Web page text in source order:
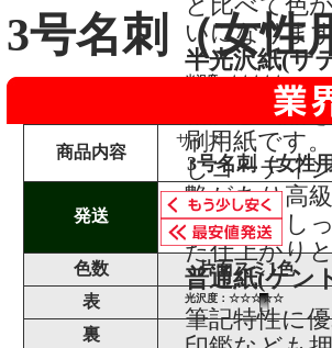
いになりま
半光沢紙(サ
光沢度：★★☆☆☆
筆記性：★★☆☆☆
格調と気品
刷用紙です
しコーティ
艶があり高
ります。し
た仕上がり
普通紙(ケン
光沢度：☆☆☆☆☆
筆記特性に
3号名刺（女性
商品内容
サイズ
3号名刺（女性
発送
色数 片面スミ1色
表
裏